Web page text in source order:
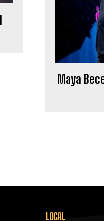
Maya
LOCAL